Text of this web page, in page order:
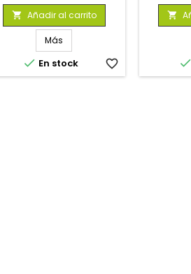
 Añadir al carrito
Más
 En stock favorite_border

